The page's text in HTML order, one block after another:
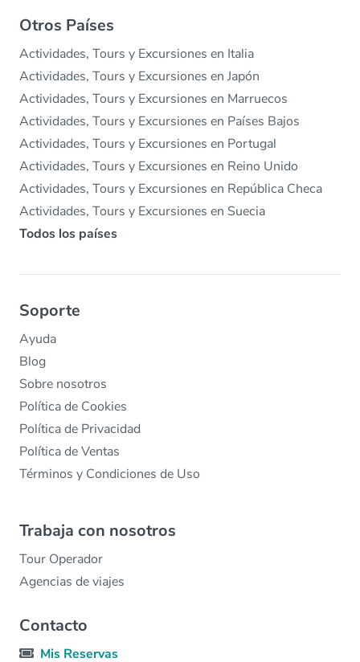
Otros Países
Actividades, Tours y Excursiones en Italia
Actividades, Tours y Excursiones en Japón
Actividades, Tours y Excursiones en Marruecos
Actividades, Tours y Excursiones en Países Bajos
Actividades, Tours y Excursiones en Portugal
Actividades, Tours y Excursiones en Reino Unido
Actividades, Tours y Excursiones en República Checa
Actividades, Tours y Excursiones en Suecia
Todos los países
Soporte
Ayuda
Blog
Sobre nosotros
Política de Cookies
Política de Privacidad
Política de Ventas
Términos y Condiciones de Uso
Trabaja con nosotros
Tour Operador
Agencias de viajes
Contacto
Mis Reservas